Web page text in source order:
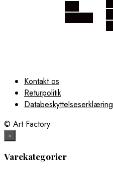
Kontakt os
Returpolitik
Databeskyttelseserklæring
© Art Factory
×
Varekategorier